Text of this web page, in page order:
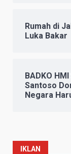
Rumah di
Luka Bakar
BADKO
Santoso
Negara
IKLAN